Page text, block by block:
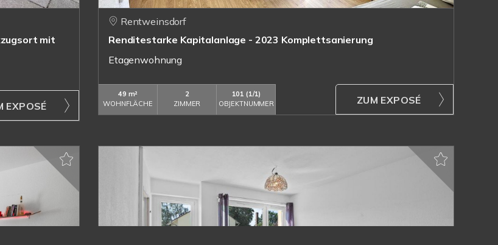
mit
EXPOSÉ
Rentweinsdorf
Renditestarke Kapitalanlage - 2023 Komplettsanierung
Etagenwohnung
49 m²
WOHNFLÄCHE
2
ZIMMER
101 (1/1)
OBJEKTNUMMER
ZUM EXPOSÉ